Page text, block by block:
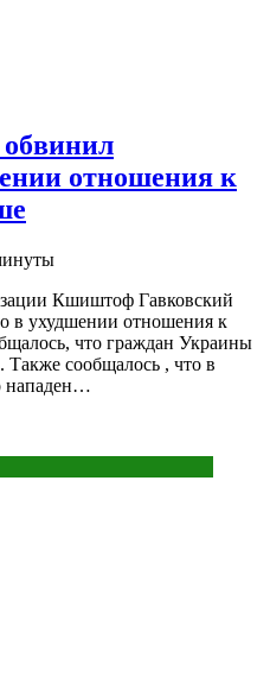
отношения к
Кшиштоф Гавковский
в ухудшении отношения к
что граждан Украины
сообщалось , что в
нападен…